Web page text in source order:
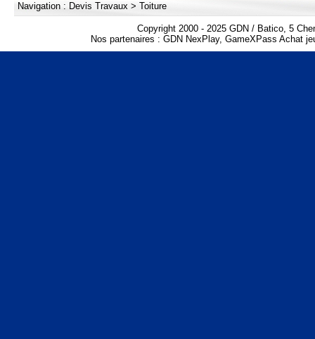
Navigation : Devis Travaux > Toiture
Copyright 2000 - 2025 GDN / Batico, 5
Nos partenaires : GDN NexPlay, GameXPass Achat